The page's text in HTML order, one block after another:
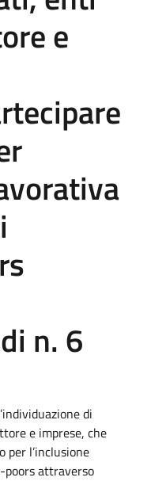
e
n. 6
di
e imprese, che
per l’inclusione
attraverso